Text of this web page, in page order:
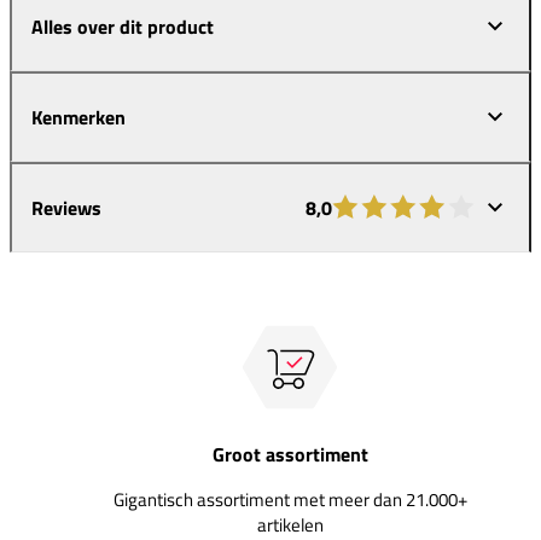
Alles over dit product
Kenmerken
Reviews 8,0
Groot assortiment
Gigantisch assortiment met meer dan 21.000+
artikelen